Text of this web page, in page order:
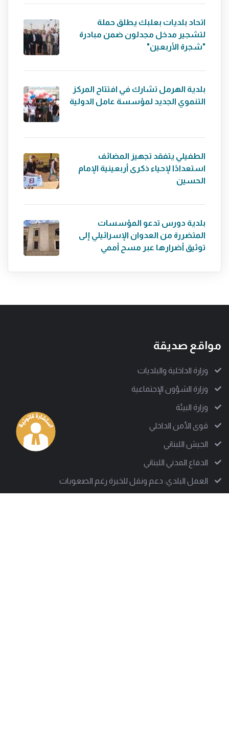
اتحاد بلديات بعلبك يطلق حملة
لتشجير مدخل مجدلون ضمن مبادرة
"شجرة الأربعين"
بلدية الهرمل تشارك في افتتاح المركز
التنموي الجديد لمؤسسة عامل الدولية
الطفيلي يتفقد تجهيز المضائف
استعدادًا لإحياء ذكرى أربعينية الإمام
الحسين
بلدية دورس تدعو المؤسسات
المتضررة من العدوان الإسرائيلي إلى
توثيق أضرارها عبر مسح أممي
مواقع صديقة
وزارة الداخلية والبلديات
وزارة الشؤون الإجتماعية
وزارة البيئة
قوى الأمن الداخلي
الجيش اللبناني
الدفاع المدني اللبناني
العمل البلدي: دعم ونقل للخبرة رغم الصعوبات